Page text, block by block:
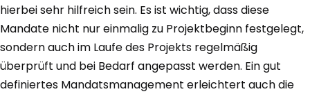
hierbei sehr hilfreich sein. Es ist wichtig, dass diese
Mandate nicht nur einmalig zu Projektbeginn festgelegt,
sondern auch im Laufe des Projekts regelmäßig
überprüft und bei Bedarf angepasst werden. Ein gut
definiertes Mandatsmanagement erleichtert auch die